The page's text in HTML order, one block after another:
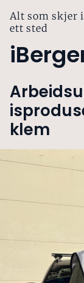
Alt som skjer
ett sted
klem